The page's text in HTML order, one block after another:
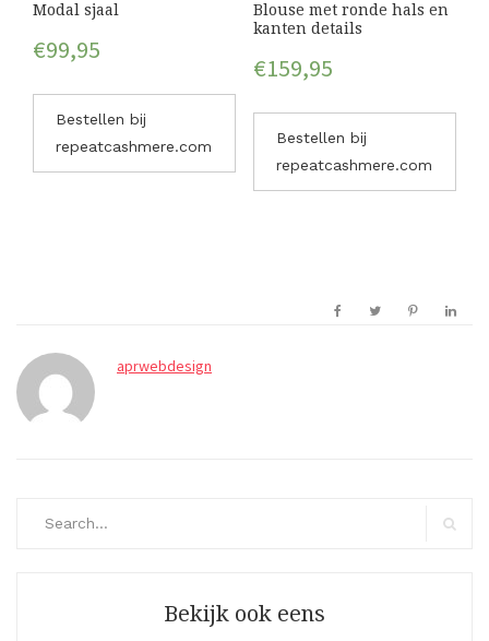
Modal sjaal
€99,95
Bestellen bij
repeatcashmere.com
Blouse met ronde hals en
kanten details
€159,95
Bestellen bij
repeatcashmere.com
aprwebdesign
Bekijk ook eens